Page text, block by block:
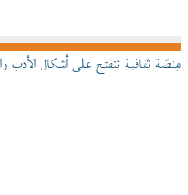
مِنصّة ثقافية تنفتح على أشكال الأدب